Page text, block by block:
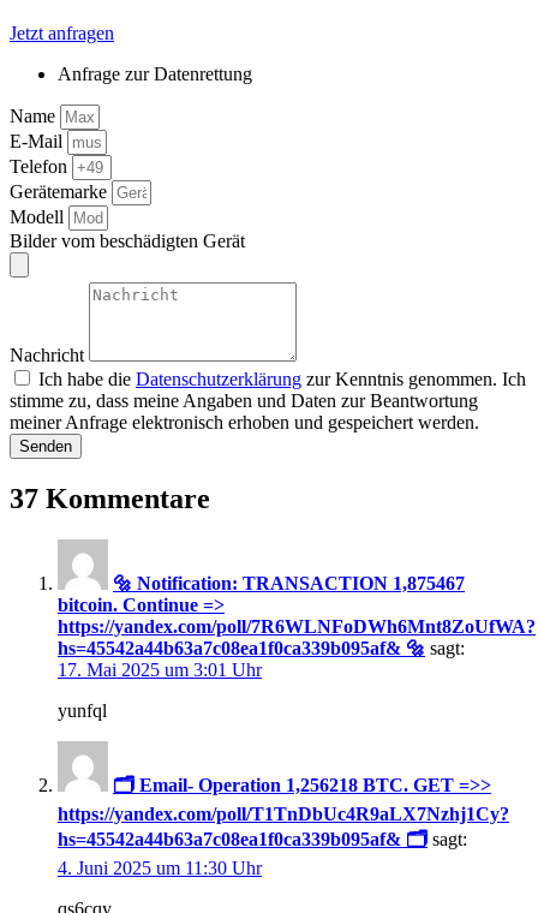
Jetzt anfragen
Anfrage zurDatenrettung
Name
E-Mail
Telefon
Gerätemarke
Modell
Bilder vom beschädigten Gerät
Nachricht
Ich habe die Datenschutzerklärung zur Kenntnis genommen. Ich
stimme zu, dass meine Angaben und Daten zur Beantwortung
meiner Anfrage elektronisch erhoben und gespeichert werden.
Senden
37 Kommentare
🔩 Notification: TRANSACTION 1,875467
bitcoin. Continue =>
https://yandex.com/poll/7R6WLNFoDWh6Mnt8ZoUfWA?
hs=45542a44b63a7c08ea1f0ca339b095af& 🔩 sagt:
17. Mai 2025 um 3:01 Uhr
yunfql
🗂 Email- Operation 1,256218 BTC. GET =>>
https://yandex.com/poll/T1TnDbUc4R9aLX7Nzhj1Cy?
hs=45542a44b63a7c08ea1f0ca339b095af& 🗂 sagt:
4. Juni 2025 um 11:30 Uhr
qs6cqy